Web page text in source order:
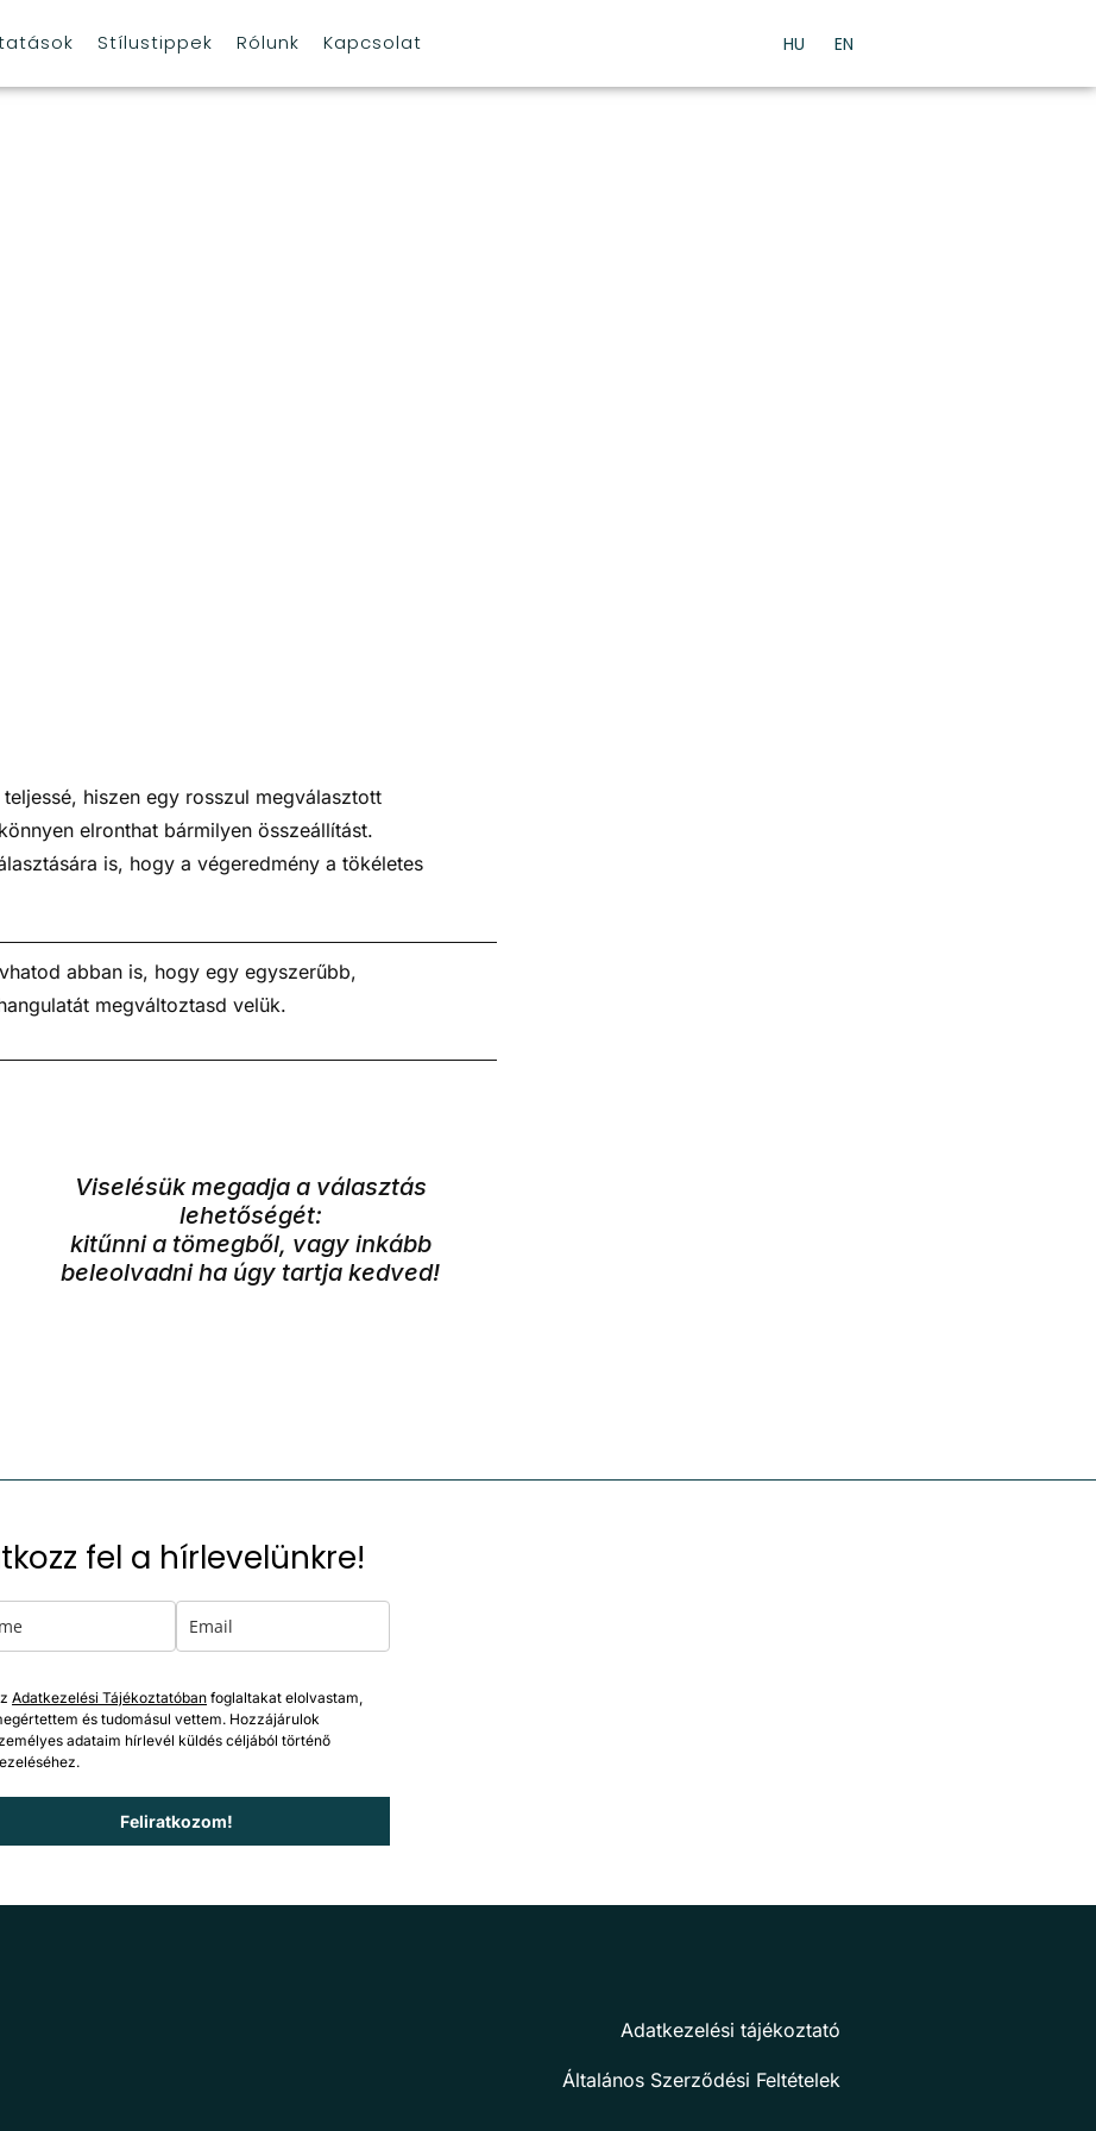
Stílustippek Rólunk Kapcsolat HU EN
hiszen egy rosszul megválasztott
elronthat bármilyen összeállítást.
is, hogy a végeredmény a tökéletes
abban is, hogy egy egyszerűbb,
megváltoztasd velük.
Viselésük megadja a választás
lehetőségét:
kitűnni a tömegből, vagy inkább
beleolvadni ha úgy tartja kedved!
fel a hírlevelünkre!
Adatkezelési Tájékoztatóban foglaltakat elolvastam,
és tudomásul vettem. Hozzájárulok
adataim hírlevél küldés céljából történő
Feliratkozom!
Adatkezelési tájékoztató
Általános Szerződési Feltételek